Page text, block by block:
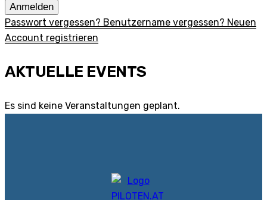
Anmelden
Passwort vergessen? Benutzername vergessen? Neuen
Account registrieren
AKTUELLE EVENTS
Es sind keine Veranstaltungen geplant.